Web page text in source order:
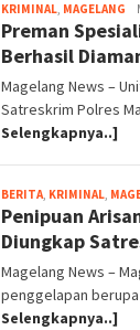
KRIMINAL, MAGELANG
Preman
Berhasil
Magelang News –
Satreskrim Polres
Selengkapnya..]
BERITA, KRIMINAL,
Penipuan
Diungkap
Magelang News –
penggelapan
Selengkapnya..]